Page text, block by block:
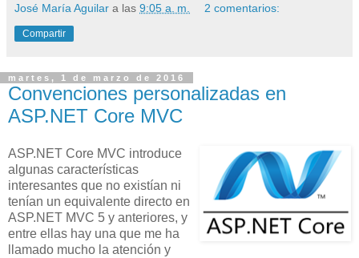
José María Aguilar a las 9:05 a. m. 2 comentarios:
Compartir
martes, 1 de marzo de 2016
Convenciones personalizadas en
ASP.NET Core MVC
ASP.NET Core MVC introduce
algunas características
interesantes que no existían ni
tenían un equivalente directo en
ASP.NET MVC 5 y anteriores, y
entre ellas hay una que me ha
llamado mucho la atención y